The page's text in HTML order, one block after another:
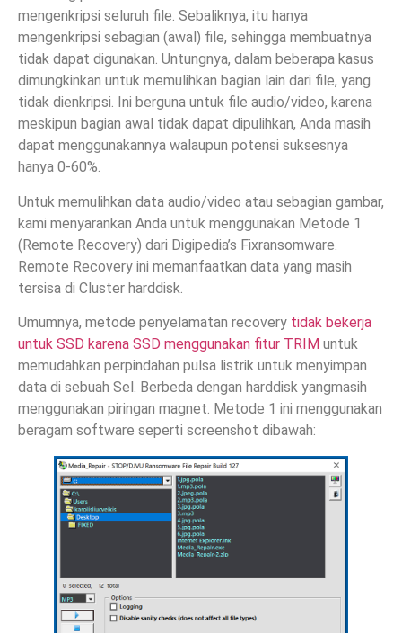
mengenkripsi seluruh file. Sebaliknya, itu hanya
mengenkripsi sebagian (awal) file, sehingga membuatnya
tidak dapat digunakan. Untungnya, dalam beberapa kasus
dimungkinkan untuk memulihkan bagian lain dari file, yang
tidak dienkripsi. Ini berguna untuk file audio/video, karena
meskipun bagian awal tidak dapat dipulihkan, Anda masih
dapat menggunakannya walaupun potensi suksesnya
hanya 0-60%.
Untuk memulihkan data audio/video atau sebagian gambar,
kami menyarankan Anda untuk menggunakan Metode 1
(Remote Recovery) dari Digipedia’s Fixransomware.
Remote Recovery ini memanfaatkan data yang masih
tersisa di Cluster harddisk.
Umumnya, metode penyelamatan recovery tidak bekerja
untuk SSD karena SSD menggunakan fitur TRIM untuk
memudahkan perpindahan pulsa listrik untuk menyimpan
data di sebuah Sel. Berbeda dengan harddisk yangmasih
menggunakan piringan magnet. Metode 1 ini menggunakan
beragam software seperti screenshot dibawah: